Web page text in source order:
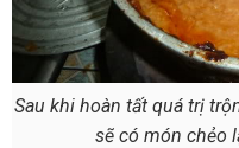
Sau khi hoàn tất quá trị
sẽ có món chẻo